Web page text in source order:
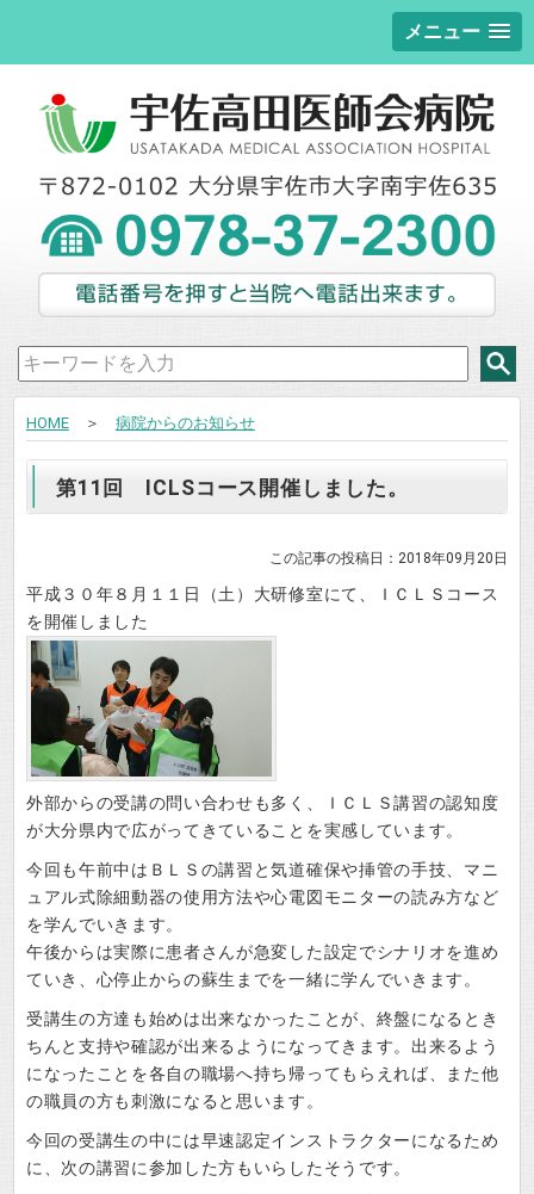
メニュー
HOME＞ 病院からのお知らせ
第11回 ICLSコース開催しました。
この記事の投稿日：2018年09月20日
平成３０年８月１１日（土）大研修室にて、ＩＣＬＳコース
を開催しました
外部からの受講の問い合わせも多く、ＩＣＬＳ講習の認知度
が大分県内で広がってきていることを実感しています。
今回も午前中はＢＬＳの講習と気道確保や挿管の手技、マニ
ュアル式除細動器の使用方法や心電図モニターの読み方など
を学んでいきます。
午後からは実際に患者さんが急変した設定でシナリオを進め
ていき、心停止からの蘇生までを一緒に学んでいきます。
受講生の方達も始めは出来なかったことが、終盤になるとき
ちんと支持や確認が出来るようになってきます。出来るよう
になったことを各自の職場へ持ち帰ってもらえれば、また他
の職員の方も刺激になると思います。
今回の受講生の中には早速認定インストラクターになるため
に、次の講習に参加した方もいらしたそうです。